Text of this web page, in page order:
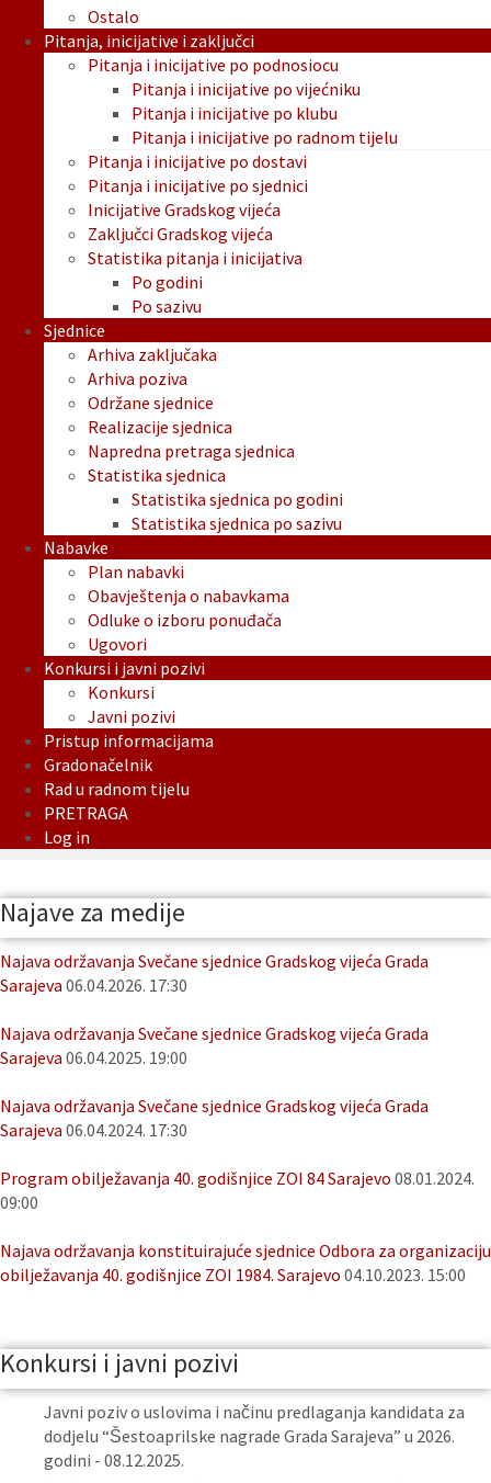
Ostalo
Pitanja, inicijative i zaključci
Pitanja i inicijative po podnosiocu
Pitanja i inicijative po vijećniku
Pitanja i inicijative po klubu
Pitanja i inicijative po radnom tijelu
Pitanja i inicijative po dostavi
Pitanja i inicijative po sjednici
Inicijative Gradskog vijeća
Zaključci Gradskog vijeća
Statistika pitanja i inicijativa
Po godini
Po sazivu
Sjednice
Arhiva zaključaka
Arhiva poziva
Održane sjednice
Realizacije sjednica
Napredna pretraga sjednica
Statistika sjednica
Statistika sjednica po godini
Statistika sjednica po sazivu
Nabavke
Plan nabavki
Obavještenja o nabavkama
Odluke o izboru ponuđača
Ugovori
Konkursi i javni pozivi
Konkursi
Javni pozivi
Pristup informacijama
Gradonačelnik
Rad u radnom tijelu
PRETRAGA
Log in
Najave za medije
Najava održavanja Svečane sjednice Gradskog vijeća Grada
Sarajeva 06.04.2026. 17:30
Najava održavanja Svečane sjednice Gradskog vijeća Grada
Sarajeva 06.04.2025. 19:00
Najava održavanja Svečane sjednice Gradskog vijeća Grada
Sarajeva 06.04.2024. 17:30
Program obilježavanja 40. godišnjice ZOI 84 Sarajevo 08.01.2024.
09:00
Najava održavanja konstituirajuće sjednice Odbora za organizaciju
obilježavanja 40. godišnjice ZOI 1984. Sarajevo 04.10.2023. 15:00
Konkursi i javni pozivi
Javni poziv o uslovima i načinu predlaganja kandidata za
dodjelu “Šestoaprilske nagrade Grada Sarajeva” u 2026.
godini - 08.12.2025.